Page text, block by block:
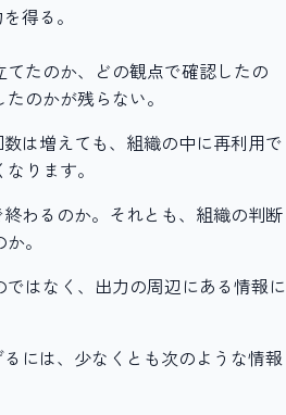
得る。
てたのか、どの観点で確認したの
のかが残らない。
は増えても、組織の中に再利用で
ります。
わるのか。それとも、組織の判断
。
はなく、出力の周辺にある情報に
には、少なくとも次のような情報